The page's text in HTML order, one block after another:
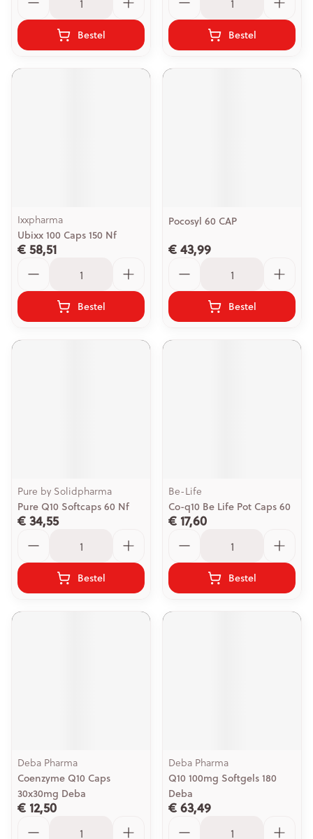
Bestel Bestel
Ixxpharma
Ubixx 100 Caps 150 Nf
€ 58,51
Bestel
Pocosyl 60 CAP
€ 43,99
Bestel
Pure by Solidpharma
Pure Q10 Softcaps 60 Nf
€ 34,55
Bestel
Be-Life
Co-q10 Be Life Pot Caps 60
€ 17,60
Bestel
Deba Pharma
Coenzyme Q10 Caps
30x30mg Deba
€ 12,50
Deba Pharma
Q10 100mg Softgels 180
Deba
€ 63,49